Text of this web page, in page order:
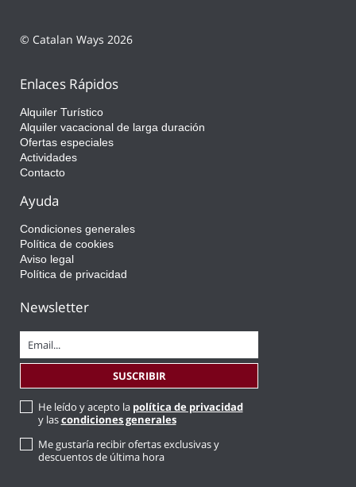
© Catalan Ways 2026
Enlaces Rápidos
Alquiler Turístico
Alquiler vacacional de larga duración
Ofertas especiales
Actividades
Contacto
Ayuda
Condiciones generales
Política de cookies
Aviso legal
Política de privacidad
Newsletter
He leído y acepto la política de privacidad
y lascondiciones generales
Me gustaría recibir ofertas exclusivas y
descuentos de última hora